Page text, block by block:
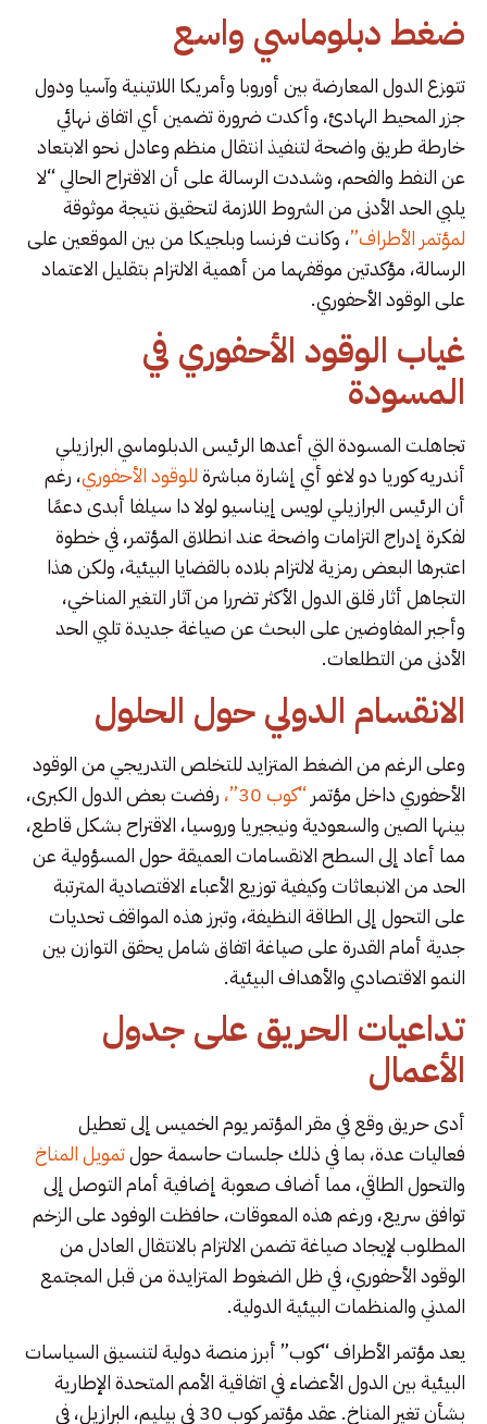
ضغط دبلوماسي واسع
تتوزع الدول المعارضة بين أوروبا وأمريكا اللاتينية وآسيا ودول
جزر المحيط الهادئ، وأكدت ضرورة تضمين أي اتفاق نهائي
خارطة طريق واضحة لتنفيذ انتقال منظم وعادل نحو الابتعاد
عن النفط والفحم، وشددت الرسالة على أن الاقتراح الحالي “لا
يلبي الحد الأدنى من الشروط اللازمة لتحقيق نتيجة موثوقة
لمؤتمر الأطراف”، وكانت فرنسا وبلجيكا من بين الموقعين على
الرسالة، مؤكدتين موقفهما من أهمية الالتزام بتقليل الاعتماد
على الوقود الأحفوري.
غياب الوقود الأحفوري في
المسودة
تجاهلت المسودة التي أعدها الرئيس الدبلوماسي البرازيلي
أندريه كوريا دو لاغو أي إشارة مباشرةللوقود الأحفوري، رغم
أن الرئيس البرازيلي لويس إيناسيو لولا دا سيلفا أبدى دعمًا
لفكرة إدراج التزامات واضحة عند انطلاق المؤتمر، في خطوة
اعتبرها البعض رمزية لالتزام بلاده بالقضايا البيئية، ولكن هذا
التجاهل أثار قلق الدول الأكثر تضررا من آثار التغير المناخي،
وأجبر المفاوضين على البحث عن صياغة جديدة تلبي الحد
الأدنى من التطلعات.
الانقسام الدولي حول الحلول
وعلى الرغم من الضغط المتزايد للتخلص التدريجي من الوقود
الأحفوري داخل مؤتمر “كوب 30”،
رفضت بعض الدول الكبرى،
بينها الصين والسعودية ونيجيريا وروسيا، الاقتراح بشكل قاطع،
مما أعاد إلى السطح الانقسامات العميقة حول المسؤولية عن
الحد من الانبعاثات وكيفية توزيع الأعباء الاقتصادية المترتبة
على التحول إلى الطاقة النظيفة، وتبرز هذه المواقف تحديات
جدية أمام القدرة على صياغة اتفاق شامل يحقق التوازن بين
النمو الاقتصادي والأهداف البيئية.
تداعيات الحريق على جدول
الأعمال
أدى حريق وقع في مقر المؤتمر يوم الخميس إلى تعطيل
فعاليات عدة، بما في ذلك جلسات حاسمة حولتمويل المناخ
والتحول الطاقي، مما أضاف صعوبة إضافية أمام التوصل إلى
توافق سريع، ورغم هذه المعوقات، حافظت الوفود على الزخم
المطلوب لإيجاد صياغة تضمن الالتزام بالانتقال العادل من
الوقود الأحفوري، في ظل الضغوط المتزايدة من قبل المجتمع
المدني والمنظمات البيئية الدولية.
يعد مؤتمر الأطراف “كوب” أبرز منصة دولية لتنسيق السياسات
البيئية بين الدول الأعضاء في اتفاقية الأمم المتحدة الإطارية
بشأن تغير المناخ. عقد مؤتمر كوب 30 في بيليم، البرازيل، في